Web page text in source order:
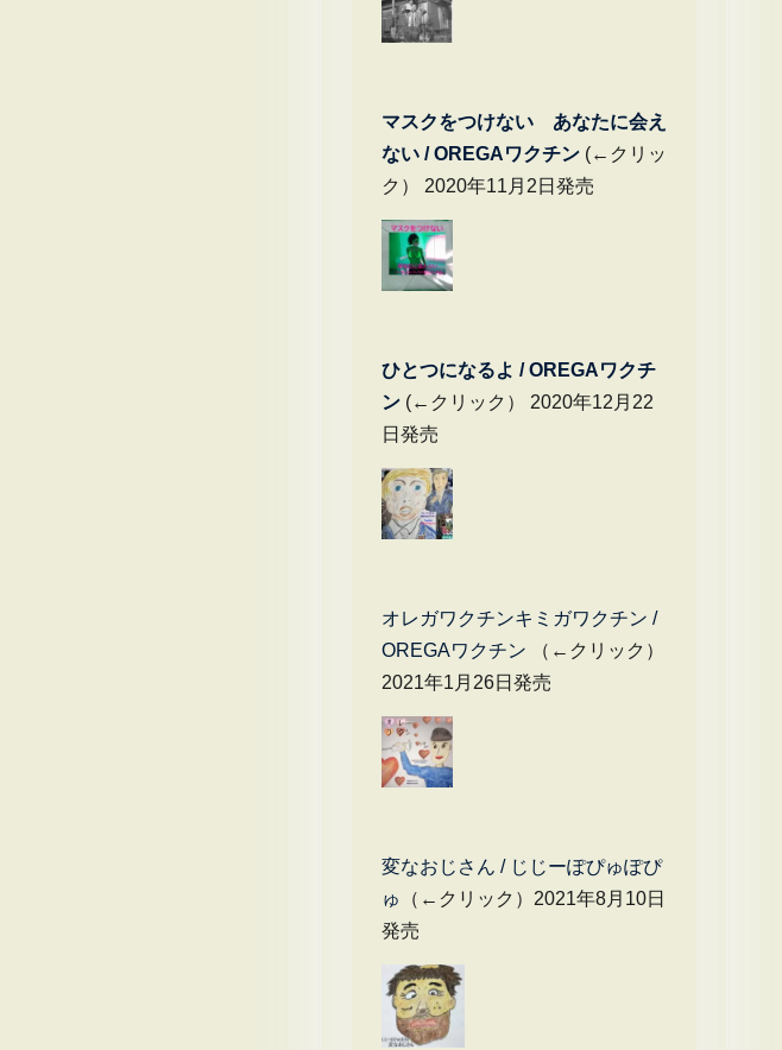
マスクをつけない あなたに会え
ない / OREGAワクチン (←クリッ
ク） 2020年11月2日発売
ひとつになるよ / OREGAワクチ
ン (←クリック） 2020年12月22
日発売
オレガワクチンキミガワクチン /
OREGAワクチン （←クリック）
2021年1月26日発売
変なおじさん / じじーぽぴゅぽぴ
ゅ
（←クリック）2021年8月10日
発売